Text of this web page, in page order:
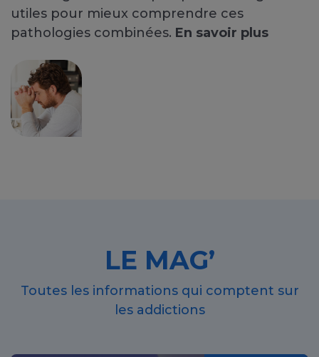
utiles pour mieux comprendre ces
pathologies combinées. En savoir plus
LE MAG’
Toutes les informations qui comptent sur
les addictions